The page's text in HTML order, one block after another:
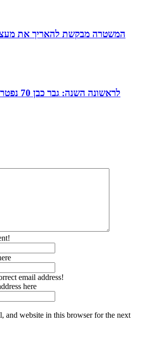
המשטרה מבקשת להאריך את מעצר
לראשונה השנה: גבר כבן 70 נפטר מקדחת מערב הנילוס
email address!
here
and website in this browser for the next